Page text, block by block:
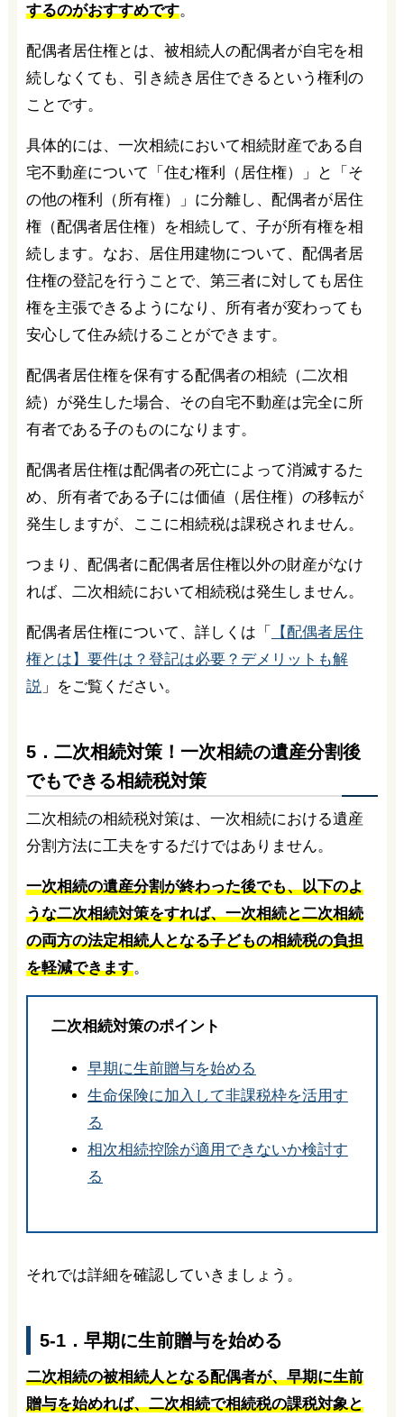
するのがおすすめです。
配偶者居住権とは、被相続人の配偶者が自宅を相
続しなくても、引き続き居住できるという権利の
ことです。
具体的には、一次相続において相続財産である自
宅不動産について「住む権利（居住権）」と「そ
の他の権利（所有権）」に分離し、配偶者が居住
権（配偶者居住権）を相続して、子が所有権を相
続します。なお、居住用建物について、配偶者居
住権の登記を行うことで、第三者に対しても居住
権を主張できるようになり、所有者が変わっても
安心して住み続けることができます。
配偶者居住権を保有する配偶者の相続（二次相
続）が発生した場合、その自宅不動産は完全に所
有者である子のものになります。
配偶者居住権は配偶者の死亡によって消滅するた
め、所有者である子には価値（居住権）の移転が
発生しますが、ここに相続税は課税されません。
つまり、配偶者に配偶者居住権以外の財産がなけ
れば、二次相続において相続税は発生しません。
配偶者居住権について、詳しくは「
【配偶者居住
権とは】要件は？登記は必要？デメリットも解
説」をご覧ください。
5．二次相続対策！一次相続の遺産分割後
でもできる相続税対策
二次相続の相続税対策は、一次相続における遺産
分割方法に工夫をするだけではありません。
一次相続の遺産分割が終わった後でも、以下のよ
うな二次相続対策をすれば、一次相続と二次相続
の両方の法定相続人となる子どもの相続税の負担
を軽減できます。
二次相続対策のポイント
早期に生前贈与を始める
生命保険に加入して非課税枠を活用す
る
相次相続控除が適用できないか検討す
る
それでは詳細を確認していきましょう。
5-1．早期に生前贈与を始める
二次相続の被相続人となる配偶者が、早期に生前
贈与を始めれば、二次相続で相続税の課税対象と